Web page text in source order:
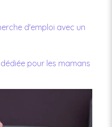
d'emploi avec un
pour les mamans